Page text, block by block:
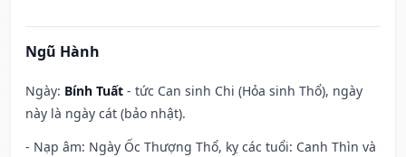
Ngũ Hành
Ngày: Bính Tuất - tức Can sinh Chi (Hỏa sinh Thổ), ngày
này là ngày cát (bảo nhật).
- Nạp âm: Ngày Ốc Thượng Thổ, kỵ các tuổi: Canh Thìn và